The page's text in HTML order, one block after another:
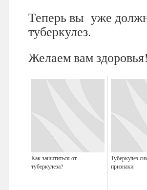
Теперь вы уже
туберкулез.
Желаем вам
Как защититься от
туберкулеза?
Туберкулез
признаки